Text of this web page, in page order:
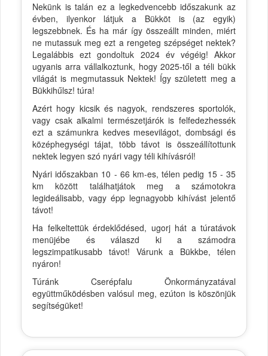
Nekünk is talán ez a legkedvencebb időszakunk az
évben, ilyenkor látjuk a Bükköt is (az egyik)
legszebbnek. És ha már így összeállt minden, miért
ne mutassuk meg ezt a rengeteg szépséget nektek?
Legalábbis ezt gondoltuk 2024 év végéig! Akkor
ugyanis arra vállalkoztunk, hogy 2025-től a téli bükk
világát is megmutassuk Nektek! Így született meg a
Bükkihűlsz! túra!
Azért hogy kicsik és nagyok, rendszeres sportolók,
vagy csak alkalmi természetjárók is felfedezhessék
ezt a számunkra kedves mesevilágot, dombsági és
középhegységi tájat, több távot is összeállítottunk
nektek legyen szó nyári vagy téli kihívásról!
Nyári időszakban 10 - 66 km-es, télen pedig 15 - 35
km között találhatjátok meg a számotokra
legideálisabb, vagy épp legnagyobb kihívást jelentő
távot!
Ha felkeltettük érdeklődésed, ugorj hát a túratávok
menüjébe és válaszd ki a számodra
legszimpatikusabb távot! Várunk a Bükkbe, télen
nyáron!
Túránk Cserépfalu Önkormányzatával
együttműködésben valósul meg, ezúton is köszönjük
segítségüket!